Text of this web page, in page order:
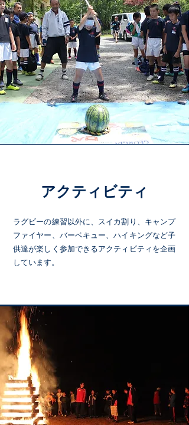
アクティビティ
ラグビーの練習以外に、スイカ割り、キャンプ
ファイヤー、バーベキュー、ハイキングなど子
供達が楽しく参加できるアクティビティを企画
しています。